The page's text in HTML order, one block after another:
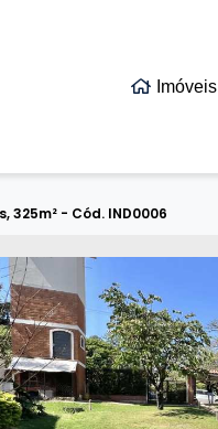
Imóveis
- Cód. IND0006